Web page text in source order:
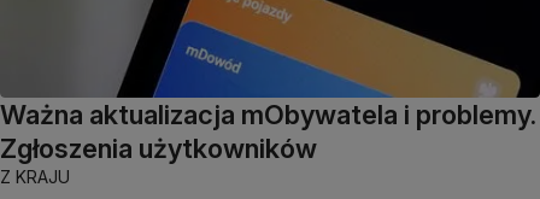
Ważna aktualizacja mObywatela i problemy.
Zgłoszenia użytkowników
Z KRAJU